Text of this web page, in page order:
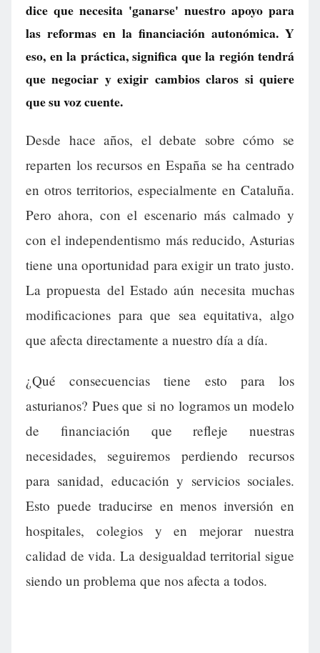
dice que necesita 'ganarse' nuestro apoyo para
las reformas en la financiación autonómica. Y
eso, en la práctica, significa que la región tendrá
que negociar y exigir cambios claros si quiere
que su voz cuente.
Desde hace años, el debate sobre cómo se
reparten los recursos en España se ha centrado
en otros territorios, especialmente en Cataluña.
Pero ahora, con el escenario más calmado y
con el independentismo más reducido, Asturias
tiene una oportunidad para exigir un trato justo.
La propuesta del Estado aún necesita muchas
modificaciones para que sea equitativa, algo
que afecta directamente a nuestro día a día.
¿Qué consecuencias tiene esto para los
asturianos? Pues que si no logramos un modelo
de financiación que refleje nuestras
necesidades, seguiremos perdiendo recursos
para sanidad, educación y servicios sociales.
Esto puede traducirse en menos inversión en
hospitales, colegios y en mejorar nuestra
calidad de vida. La desigualdad territorial sigue
siendo un problema que nos afecta a todos.